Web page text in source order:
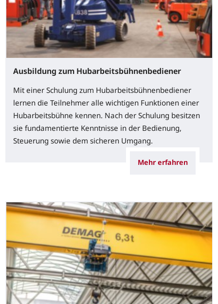
Ausbildung zum Hubarbeitsbühnenbediener
Mit einer Schulung zum Hubarbeitsbühnenbediener
lernen die Teilnehmer alle wichtigen Funktionen einer
Hubarbeitsbühne kennen. Nach der Schulung besitzen
sie fundamentierte Kenntnisse in der Bedienung,
Steuerung sowie dem sicheren Umgang.
Mehr erfahren